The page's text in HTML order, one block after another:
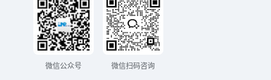
微信公众号 微信扫码咨询